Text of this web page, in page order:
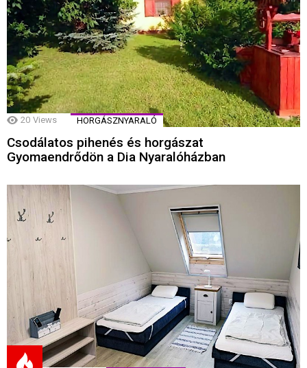
20 Views HORGÁSZNYARALÓ
Csodálatos pihenés és horgászat
Gyomaendrődön a Dia Nyaralóházban